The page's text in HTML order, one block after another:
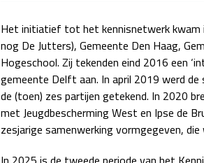
Het initiatief tot het kennisnetwerk kwam
nog De Jutters), Gemeente Den Haag,
Hogeschool. Zij tekenden eind 2016 een
gemeente Delft aan. In april 2019 werd
de (toen) zes partijen getekend. In 2020
met Jeugdbescherming West en Ipse de
zesjarige samenwerking vormgegeven,